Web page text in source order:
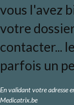
vous l'avez
votre
contacter...
parfois un
En validant votre adresse
Medicatrix.be